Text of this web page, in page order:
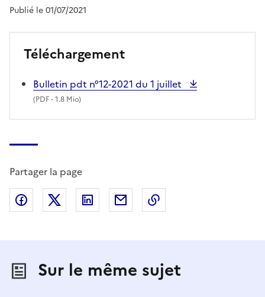
Publié le 01/07/2021
Téléchargement
Bulletin pdt n°12-2021 du 1 juillet
(PDF- 1.8 Mio)
Partager la page
Partager sur Facebook
Partager sur X (anciennement Twitter)
Partager sur LinkedIn
Partager par email
Sur le même sujet